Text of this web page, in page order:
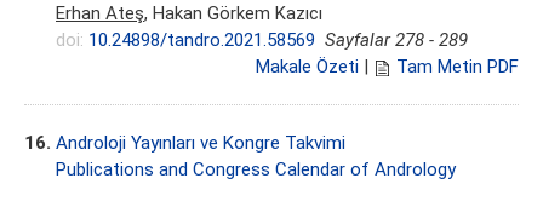
Erhan Ateş, Hakan Görkem Kazıcı
doi: 10.24898/tandro.2021.58569 Sayfalar 278 - 289
Makale Özeti
Tam Metin PDF
16. Androloji Yayınları ve Kongre Takvimi
Publications and Congress Calendar of Andrology